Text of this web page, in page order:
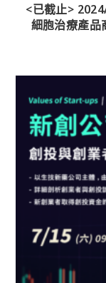
<已截止>
細胞治療產品